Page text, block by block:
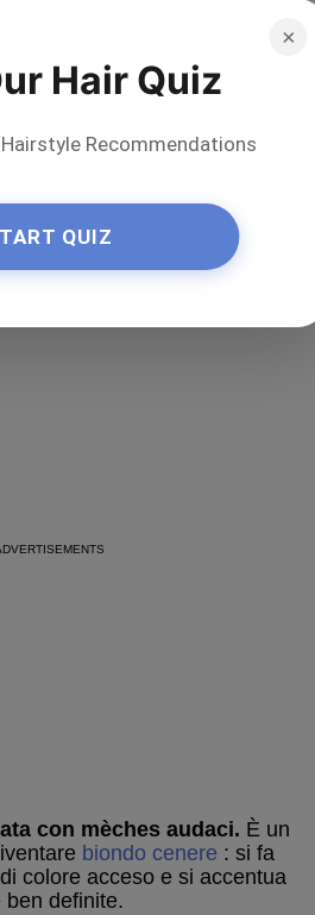
suits you?
×
con mèches audaci. È un
biondo cenere : si fa
colore acceso e si accentua
ben definite.
×
Hair Quiz
Recommendations
QUIZ